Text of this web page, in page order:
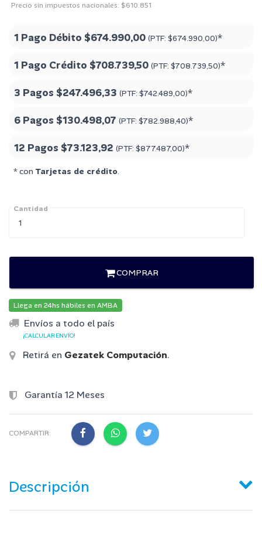
Precio sin impuestos nacionales: $610.851
1 Pago Débito $674.990,00 (PTF: $674.990,00)*
1 Pago Crédito $708.739,50 (PTF: $708.739,50)*
3 Pagos $247.496,33 (PTF: $742.489,00)*
6 Pagos $130.498,07 (PTF: $782.988,40)*
12 Pagos $73.123,92 (PTF: $877.487,00)*
* con Tarjetas de crédito.
Cantidad
COMPRAR
Llega en 24hs hábiles en AMBA
Envíos a todo el país
¡CALCULAR ENVÍO!
Retirá en Gezatek Computación.
Garantía 12 Meses
COMPARTIR:
Descripción